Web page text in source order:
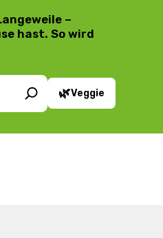
–
hast. So wird
🌿Veggie